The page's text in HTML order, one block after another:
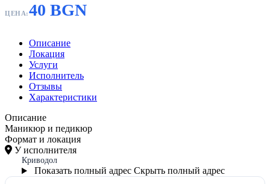
ЦЕНА:40 BGN
Описание
Локация
Услуги
Исполнитель
Отзывы
Характеристики
Описание
Маникюр и педикюр
Формат и локация
У исполнителя
Криводол
Показать полный адрес Скрыть полный адрес